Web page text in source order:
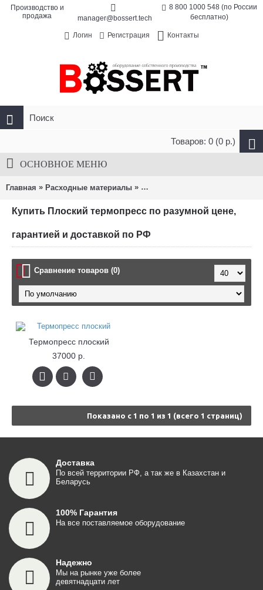
Производство и
продажа
manager@bossert.tech
8 800 1000 548 (по России
бесплатно)
Логин Регистрация Контакты
Товаров: 0 (0 р.)
ОСНОВНОЕ МЕНЮ
Главная » Расходные материалы » Сопутствующее оборудование
Купить Плоский термопресс по разумной цене,
гарантией и доставкой по РФ
Сравнение товаров (0)
Термопресс плоский
37000 р.
Показано с 1 по 1 из 1 (всего 1 страниц)
Доставка
По всей территории РФ, а так же в Казахстан и
Беларусь
100% Гарантия
На все поставляемое оборудование
Надежно
Мы на рынке уже более
девятнадцати лет